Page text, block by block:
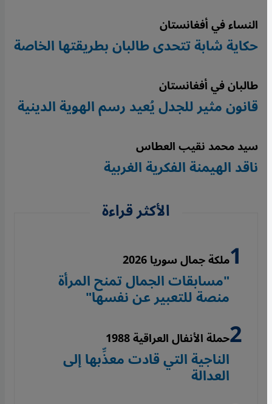
النساء في أفغانستان
حكاية شابة تتحدى طالبان بطريقتها الخاصة
طالبان في أفغانستان
قانون مثير للجدل يُعيد رسم الهوية الدينية
سيد محمد نقيب العطاس
ناقد الهيمنة الفكرية الغربية
الأكثر قراءة
ملكة جمال سوريا 2026
"مسابقات الجمال تمنح المرأة
منصة للتعبير عن نفسها"
حملة الأنفال العراقية 1988
الناجية التي قادت معذِّبها إلى
العدالة